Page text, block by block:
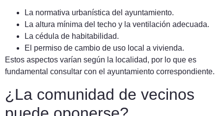
La normativa urbanística del ayuntamiento.
La altura mínima del techo y la ventilación adecuada.
La cédula de habitabilidad.
El permiso de cambio de uso local a vivienda.
Estos aspectos varían según la localidad, por lo que es
fundamental consultar con el ayuntamiento correspondiente.
¿La comunidad de vecinos